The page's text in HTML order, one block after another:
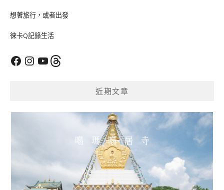
想著旅行，或者出發
徠卡Q記錄生活
FacebookInstagram
YouTubeThreads
近期文章